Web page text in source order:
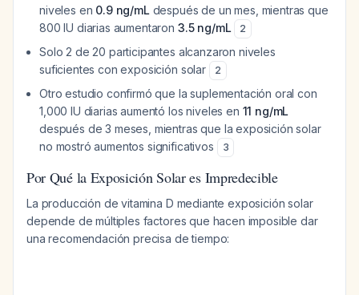
niveles en 0.9 ng/mL después de un mes, mientras que
800 IU diarias aumentaron 3.5 ng/mL 2
Solo 2 de 20 participantes alcanzaron niveles
suficientes con exposición solar
2
Otro estudio confirmó que la suplementación oral con
1,000 IU diarias aumentó los niveles en 11 ng/mL
después de 3 meses, mientras que la exposición solar
no mostró aumentos significativos
3
Por Qué la Exposición Solar es Impredecible
La producción de vitamina D mediante exposición solar
depende de múltiples factores que hacen imposible dar
una recomendación precisa de tiempo: